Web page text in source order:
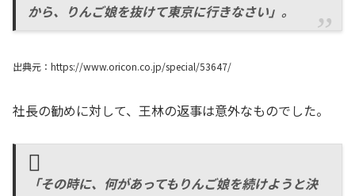
から、りんご娘を抜けて東京に行きなさい」。
出典元：https://www.oricon.co.jp/special/53647/
社長の勧めに対して、王林の返事は意外なものでした。
「その時に、何があってもりんご娘を続けようと決